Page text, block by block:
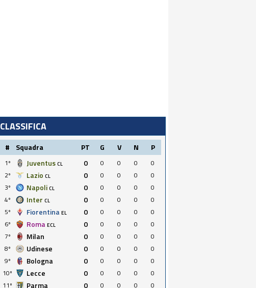
CLASSIFICA
# Squadra PT G V N P
1º Juventus CL 0 0 0 0
0
2º
Lazio CL 0 0 0 0
0
3º
Napoli CL 0 0 0 0
0
4º
Inter CL 0 0 0 0
0
5º
Fiorentina EL 0 0 0 0
0
6º
Roma ECL 0 0 0 0
0
7º
Milan 0 0 0 0
0
8º
Udinese 0 0 0 0
0
9º
Bologna 0 0 0 0
0
10º
Lecce 0 0 0 0
0
11º
Parma 0 0 0 0 0